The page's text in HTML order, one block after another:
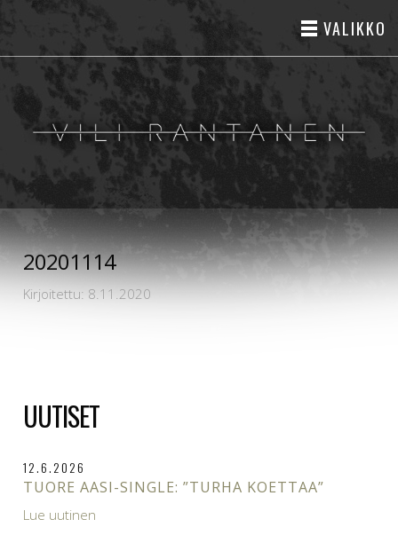
VALIKKO
20201114
Kirjoitettu: 8.11.2020
UUTISET
12.6.2026
TUORE AASI-SINGLE: ”TURHA KOETTAA”
Lue uutinen